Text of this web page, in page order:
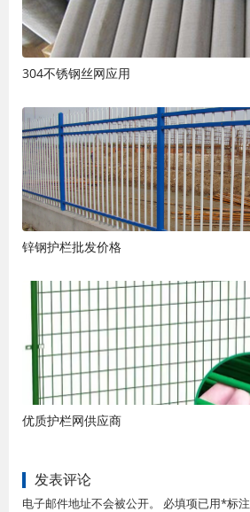
304不锈钢丝网应用
锌钢护栏批发价格
优质护栏网供应商
发表评论
电子邮件地址不会被公开。 必填项已用*标注